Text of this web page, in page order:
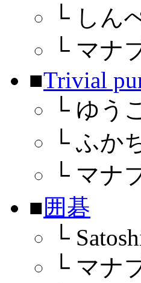
└ しん
└ マナ
■Trivial
└ ゆう
└ ふか
└ マナ
■囲碁
└
└ マナ